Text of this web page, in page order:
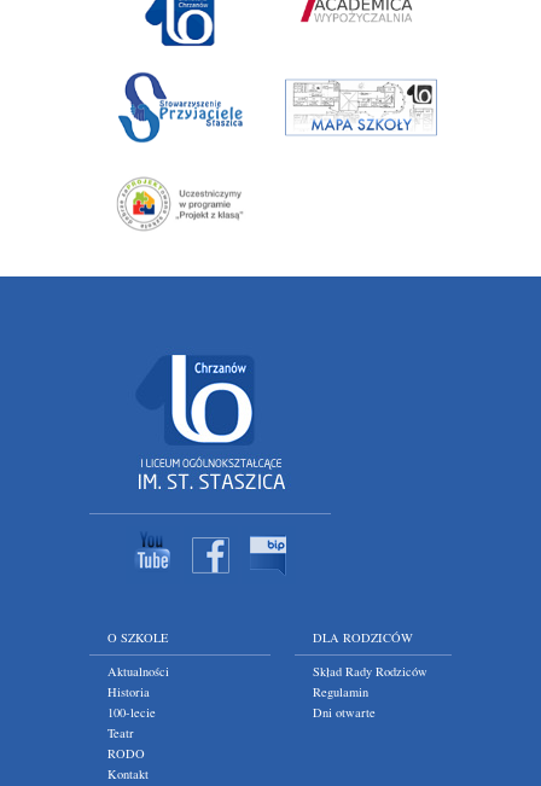
O SZKOLE
Aktualności
Historia
100-lecie
Teatr
RODO
Kontakt
DLA RODZICÓW
Skład Rady Rodziców
Regulamin
Dni otwarte